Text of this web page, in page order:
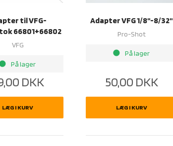
til VFG-
66801+66802
VFG
På lager
DKK
LÆG I KURV
Adapter VFG 1/8''-8/32''
Pro-Shot
brightness_1 På lager
50,00 DKK
LÆG I KURV